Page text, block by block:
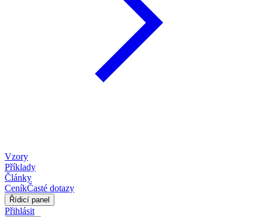
Vzory
Příklady
Články
CeníkČasté dotazy
Řídicí panel
Přihlásit